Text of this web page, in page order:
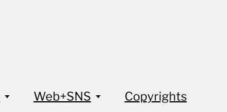
Web+SNS
Copyrights